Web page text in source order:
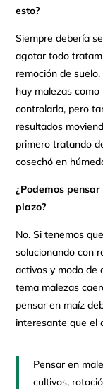
esto?
Siempre debería
agotar todo
remoción de
hay malezas
controlarla, pero
resultados
primero tratando
cosechó en
¿Podemos
plazo?
No. Si tenemos
solucionando con
activos y modo de
tema malezas
pensar en maíz
interesante que el
Pensar en
cultivos,